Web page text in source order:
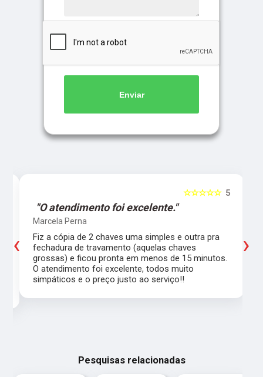
Enviar
5
☆☆☆☆☆
"O atendimento foi excelente."
Marcela Perna
Fiz a cópia de 2 chaves uma simples e outra pra
fechadura de travamento (aquelas chaves
grossas) e ficou pronta em menos de 15 minutos.
O atendimento foi excelente, todos muito
simpáticos e o preço justo ao serviço!!
‹ ›
Pesquisas relacionadas